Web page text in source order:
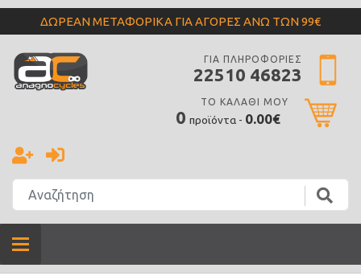
ΔΩΡΕΑΝ ΜΕΤΑΦΟΡΙΚΑ ΓΙΑ ΑΓΟΡΕΣ ΑΝΩ ΤΩΝ 99€
ΓΙΑ ΠΛΗΡΟΦΟΡΙΕΣ
22510 46823
ΤΟ ΚΑΛΑΘΙ ΜΟΥ
0 προϊόντα - 0.00€